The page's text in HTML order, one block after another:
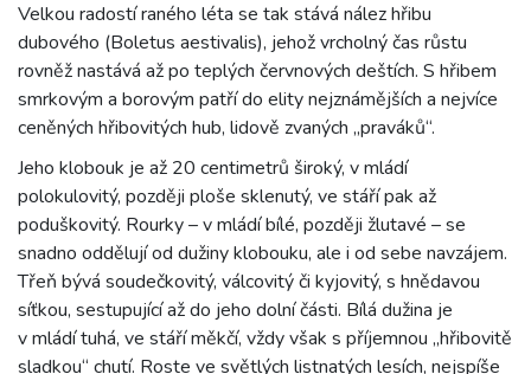
Velkou radostí raného léta se tak stává nález hřibu
dubového (Boletus aestivalis), jehož vrcholný čas růstu
rovněž nastává až po teplých červnových deštích. S hřibem
smrkovým a borovým patří do elity nejznámějších a nejvíce
ceněných hřibovitých hub, lidově zvaných „praváků“.
Jeho klobouk je až 20 centimetrů široký, v mládí
polokulovitý, později ploše sklenutý, ve stáří pak až
poduškovitý. Rourky – v mládí bílé, později žlutavé – se
snadno oddělují od dužiny klobouku, ale i od sebe navzájem.
Třeň bývá soudečkovitý, válcovitý či kyjovitý, s hnědavou
síťkou, sestupující až do jeho dolní části. Bílá dužina je
v mládí tuhá, ve stáří měkčí, vždy však s příjemnou „hřibovitě
sladkou“ chutí. Roste ve světlých listnatých lesích, nejspíše